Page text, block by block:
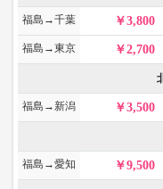
福島→千葉 3,800
福島→東京 2,700
福島→新潟 3,500
福島→愛知 9,500